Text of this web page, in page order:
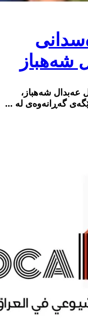
شەهباز
عەبدال شەهباز،